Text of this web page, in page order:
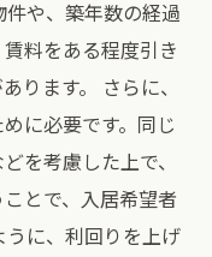
や、築年数の経過
料をある程度引き
ります。 さらに、
に必要です。同じ
を考慮した上で、
とで、入居希望者
うに、利回りを上げ